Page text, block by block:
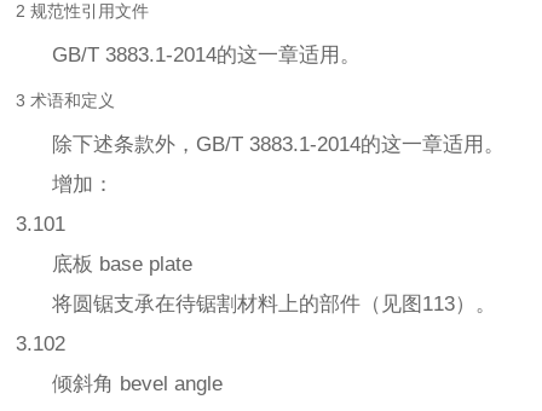
2 规范性引用文件
GB/T 3883.1-2014的这一章适用。
3 术语和定义
除下述条款外，GB/T 3883.1-2014的这一章适用。
增加：
3.101
底板 base plate
将圆锯支承在待锯割材料上的部件（见图113）。
3.102
倾斜角 bevel angle